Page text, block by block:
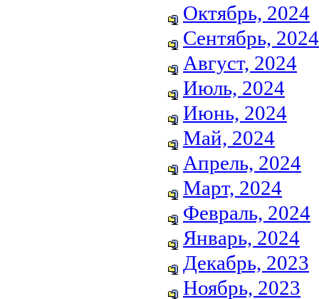
Октябрь, 2024
Сентябрь, 2024
Август, 2024
Июль, 2024
Июнь, 2024
Май, 2024
Апрель, 2024
Март, 2024
Февраль, 2024
Январь, 2024
Декабрь, 2023
Ноябрь, 2023